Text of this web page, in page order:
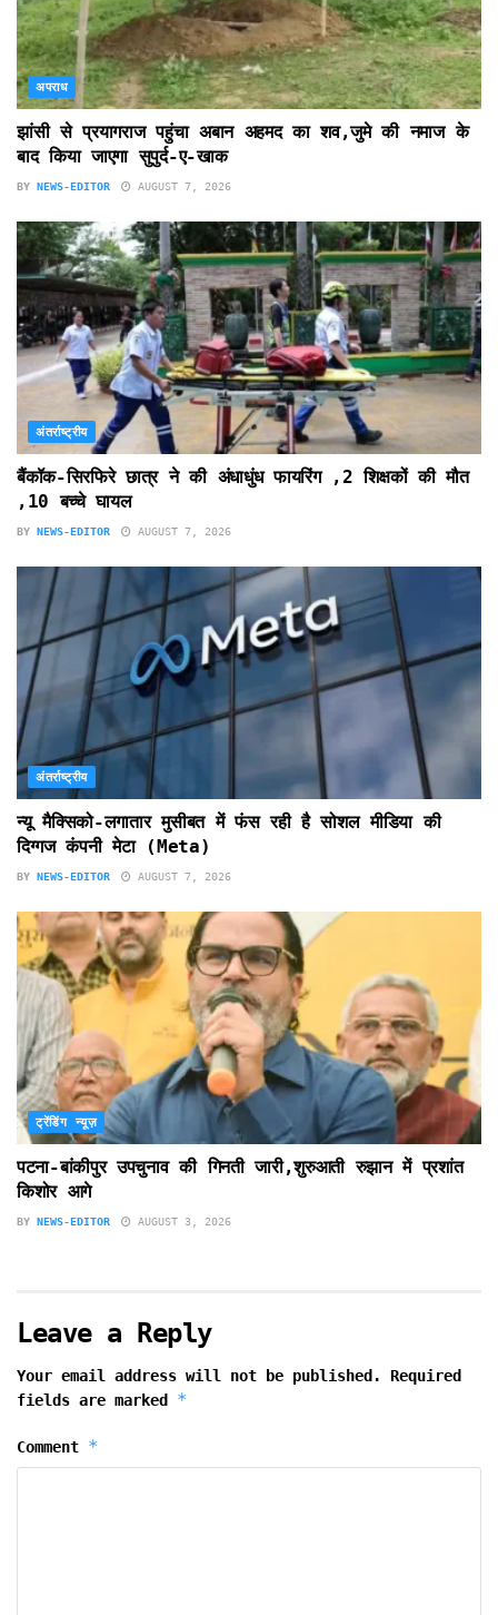
अपराध
झांसी से प्रयागराज पहुंचा अबान अहमद का शव,जुमे की नमाज के
बाद किया जाएगा सुपुर्द-ए-खाक
BY NEWS-EDITOR AUGUST 7, 2026
अंतर्राष्ट्रीय
बैंकॉक-सिरफिरे छात्र ने की अंधाधुंध फायरिंग ,2 शिक्षकों की मौत
,10 बच्चे घायल
BY NEWS-EDITOR AUGUST 7, 2026
अंतर्राष्ट्रीय
न्यू मैक्सिको-लगातार मुसीबत में फंस रही है सोशल मीडिया की
दिग्गज कंपनी मेटा (Meta)
BY NEWS-EDITOR AUGUST 7, 2026
ट्रेंडिंग न्यूज़
पटना-बांकीपुर उपचुनाव की गिनती जारी,शुरुआती रुझान में प्रशांत
किशोर आगे
BY NEWS-EDITOR AUGUST 3, 2026
Leave a Reply
Your email address will not be published.
Required
fields are marked *
Comment *